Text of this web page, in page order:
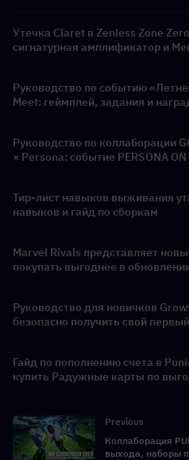
Утечка Claret в Zenless Zone
сигнатурная амплификатор и
Руководство по событию
Meet: геймплей, задания и
Руководство по коллаборации
× Persona: событие PERSONA
Тир-лист навыков выживания
навыков и гайд по сборкам
Marvel Rivals представляет
покупать выгоднее в
Руководство для новичков
безопасно получить свой
Гайд по пополнению счета в
купить Радужные карты по
Previous
Коллаборация
выхода, наборы